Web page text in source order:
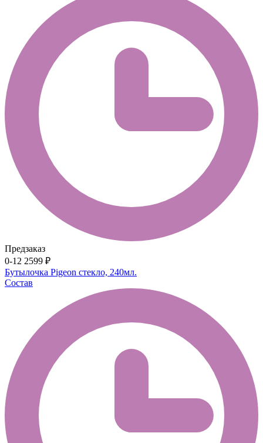
Предзаказ
0-12 2599 ₽
Бутылочка Pigeon стекло, 240мл.
Состав